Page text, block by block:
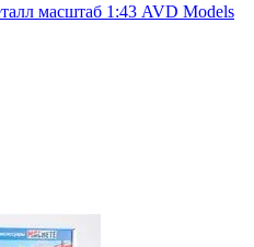
масштаб 1:43 AVD Models